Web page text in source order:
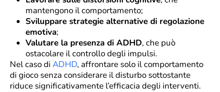
mantengono il comportamento;
Sviluppare strategie alternative di regolazione
emotiva;
Valutare la presenza di ADHD, che può
ostacolare il controllo degli impulsi.
Nel caso di ADHD, affrontare solo il comportamento
di gioco senza considerare il disturbo sottostante
riduce significativamente l’efficacia degli interventi.